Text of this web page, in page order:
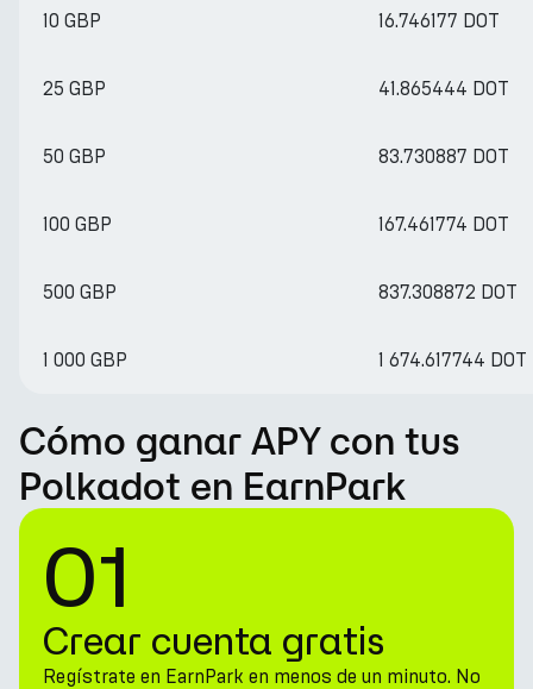
10 GBP 16.746177 DOT
25 GBP 41.865444 DOT
50 GBP 83.730887 DOT
100 GBP 167.461774 DOT
500 GBP 837.308872 DOT
1 000 GBP 1 674.617744 DOT
Cómo ganar APY con tus
Polkadot en EarnPark
01
Crear cuenta gratis
Regístrate en EarnPark en menos de un minuto. No